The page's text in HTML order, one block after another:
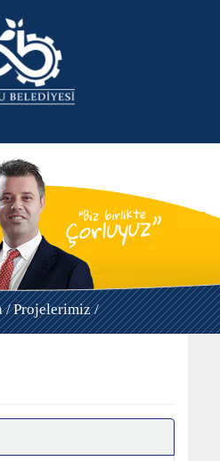
/Projelerimiz /